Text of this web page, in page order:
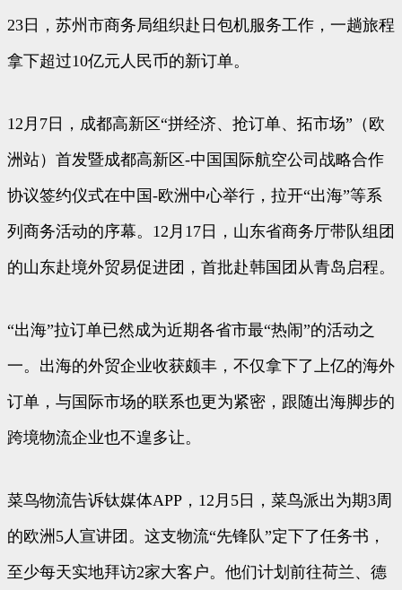
23日，苏州市商务局组织赴日包机服务工作，一趟旅程
拿下超过10亿元人民币的新订单。
12月7日，成都高新区“拼经济、抢订单、拓市场”（欧
洲站）首发暨成都高新区-中国国际航空公司战略合作
协议签约仪式在中国-欧洲中心举行，拉开“出海”等系
列商务活动的序幕。12月17日，山东省商务厅带队组团
的山东赴境外贸易促进团，首批赴韩国团从青岛启程。
“出海”拉订单已然成为近期各省市最“热闹”的活动之
一。出海的外贸企业收获颇丰，不仅拿下了上亿的海外
订单，与国际市场的联系也更为紧密，跟随出海脚步的
跨境物流企业也不遑多让。
菜鸟物流告诉钛媒体APP，12月5日，菜鸟派出为期3周
的欧洲5人宣讲团。这支物流“先锋队”定下了任务书，
至少每天实地拜访2家大客户。他们计划前往荷兰、德